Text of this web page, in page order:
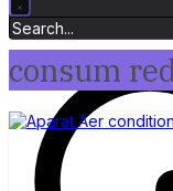
consum